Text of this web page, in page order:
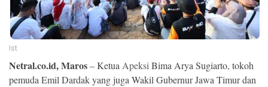
Ist
Netral.co.id, Maros– KetuaApeksiBima Arya Sugiarto, tokoh
pemuda Emil Dardak yang juga Wakil Gubernur Jawa Timur dan